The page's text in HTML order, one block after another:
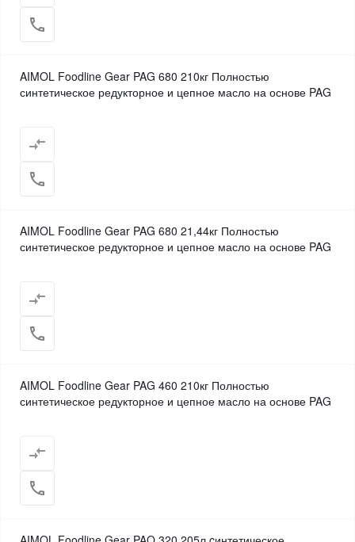
AIMOL Foodline Gear PAG 680 210кг Полностью
синтетическое редукторное и цепное масло на основе PAG
AIMOL Foodline Gear PAG 680 21,44кг Полностью
синтетическое редукторное и цепное масло на основе PAG
AIMOL Foodline Gear PAG 460 210кг Полностью
синтетическое редукторное и цепное масло на основе PAG